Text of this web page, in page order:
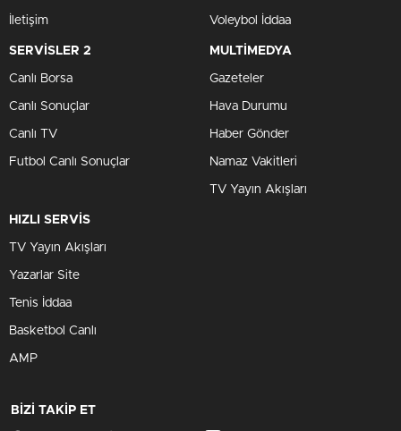
İletişim Voleybol İddaa
SERVİSLER 2
Canlı Borsa
Canlı Sonuçlar
Canlı TV
Futbol Canlı Sonuçlar
MULTİMEDYA
Gazeteler
Hava Durumu
Haber Gönder
Namaz Vakitleri
TV Yayın Akışları
HIZLI SERVİS
TV Yayın Akışları
Yazarlar Site
Tenis İddaa
Basketbol Canlı
AMP
BİZİ TAKİP ET